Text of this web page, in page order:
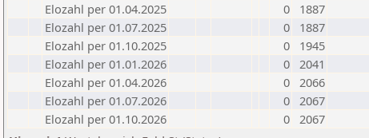
Elozahl per 01.04.2025
0
1887
Elozahl per 01.07.2025
0
1887
Elozahl per 01.10.2025
0
1945
Elozahl per 01.01.2026
0 2041
Elozahl per 01.04.2026
0 2066
Elozahl per 01.07.2026
0 2067
Elozahl per 01.10.2026
0 2067